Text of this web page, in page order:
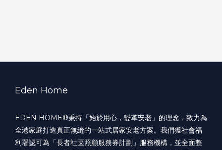
Eden Home
EDEN HOME®️秉持「始於用心，變革安老」的理念，致力為
全港家庭打造真正無縫的一站式居家安老方案。我們獲社會福
利署認可為「長者社區照顧服務券計劃」服務機構，並全面整